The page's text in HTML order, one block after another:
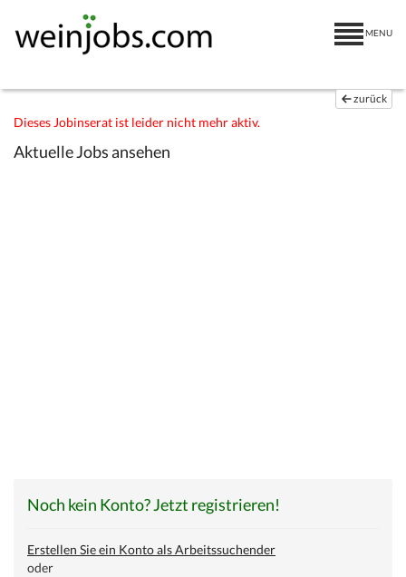
MENU
zurück
Dieses Jobinserat ist leider nicht mehr aktiv.
Aktuelle Jobs ansehen
Noch kein Konto? Jetzt registrieren!
Erstellen Sie ein Konto als Arbeitssuchender
oder